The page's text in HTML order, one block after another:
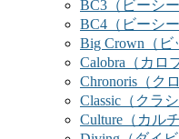
BC3（ビーシ
BC4（ビーシ
Big Crown（
Calobra（カロ
Chronoris（ク
Classic（クラ
Culture（カル